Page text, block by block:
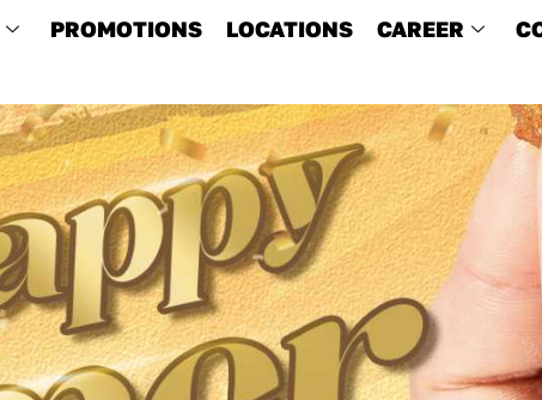
PROMOTIONS LOCATIONS CAREER